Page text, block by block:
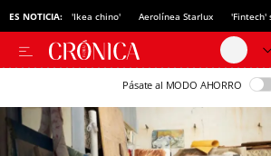
ES NOTICIA: 'Ikea chino' Aerolínea Starlux 'Fintech'
Pásate al MODO AHORRO